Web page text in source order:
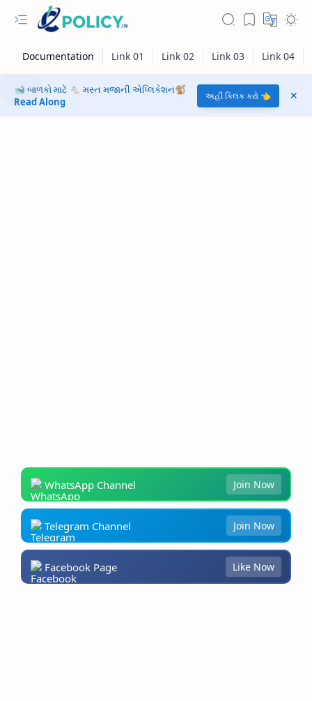
🐋 બાળકો માટે 🐁 મસ્ત મજાની એપ્લિકેશન🐒
Read Along
અહીં ક્લિક કરો 👈
WhatsApp Channel Join Now
Telegram Channel Join Now
Facebook Page Like Now